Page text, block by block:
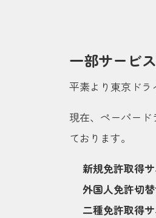
一部サービ
平素より東京ドラ
現在、ペーパー
ております。
新規免許取得
外国人免許切
二種免許取得